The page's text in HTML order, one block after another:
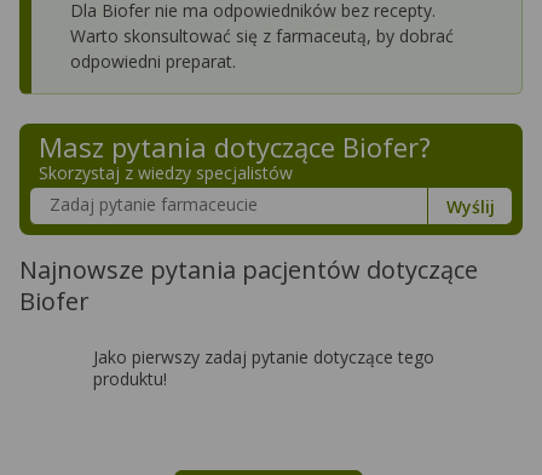
Dla Biofer nie ma odpowiedników bez recepty.
Warto skonsultować się z farmaceutą, by dobrać
odpowiedni preparat.
Masz pytania dotyczące Biofer?
Skorzystaj z wiedzy specjalistów
Szukaj w poradnikach o zdrowiu
Wyślij
Najnowsze pytania pacjentów dotyczące
Biofer
Jako pierwszy zadaj pytanie dotyczące tego
produktu!